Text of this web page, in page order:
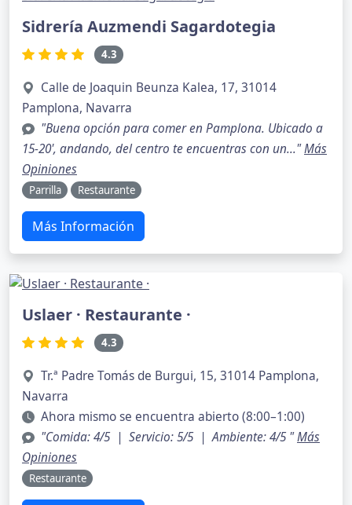
Sidrería Auzmendi Sagardotegia
4.3
Calle de Joaquin Beunza Kalea, 17, 31014
Pamplona, Navarra
"Buena opción para comer en Pamplona. Ubicado a
15-20', andando, del centro te encuentras con un..."Más
Opiniones
Parrilla Restaurante
Más Información
Uslaer · Restaurante ·
4.3
Tr.ª Padre Tomás de Burgui, 15, 31014 Pamplona,
Navarra
Ahora mismo se encuentra abierto (8:00–1:00)
"Comida: 4/5 | Servicio: 5/5 | Ambiente: 4/5 "Más
Opiniones
Restaurante